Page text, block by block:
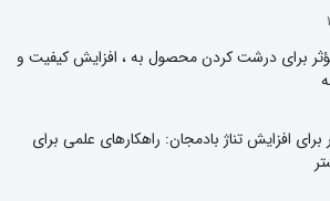
برای درشت کردن محصول به ، افزایش کیفیت و
افزایش تناژ بادمجان: راهکارهای علمی برای